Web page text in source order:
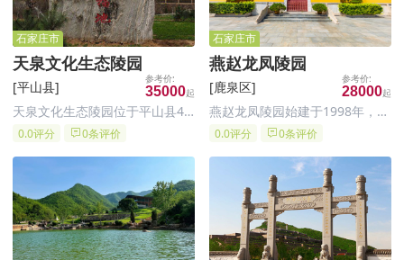
石家庄市
天泉文化生态陵园
[平山县] 35000
天泉文化生态陵园位于平山县4A
级小镇温塘镇西侧3公里处，毗
之青翠，前观将相之胜景，后靠
祖山之龙势。整个墓区环境遍布
苍松翠柏，春杏秋柿，令人怡
然。宽
0.0评分 0条评价
石家庄市
​燕赵龙凤陵园
[鹿泉区] 28000
燕赵龙凤陵园始建于1998年，经
河北省民政厅、石家庄市人民政
股企业石家庄市银发工程置业有
限公司开发建设和经营管理，是
石家庄集园林艺术、追悼祭祀为
一体的现代仿古陵园。
0.0评分 0条评价